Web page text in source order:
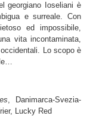
georgiano Ioseliani è
e surreale. Con
ed impossibile,
vita incontaminata,
Lo scopo è
, Danimarca-Svezia-
Lucky Red